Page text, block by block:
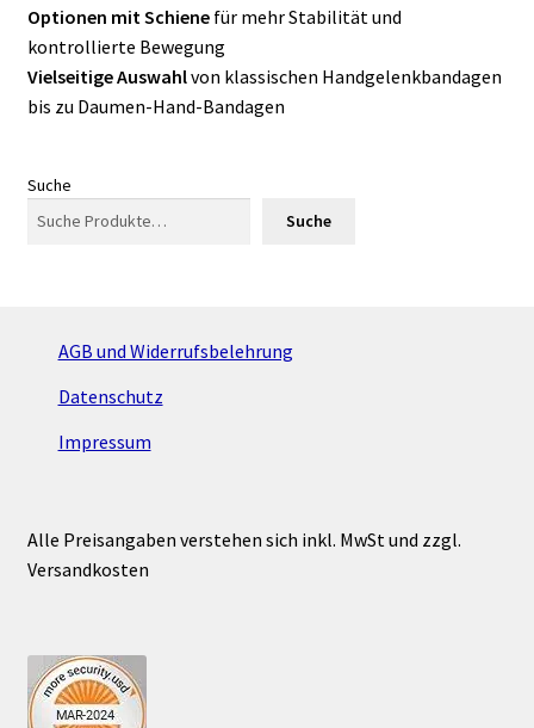
Optionen mit Schienefür mehr Stabilität und
kontrollierte Bewegung
Vielseitige Auswahlvon klassischen Handgelenkbandagen
bis zu Daumen-Hand-Bandagen
Suche
Suche
AGB und Widerrufsbelehrung
Datenschutz
Impressum
Alle Preisangaben verstehen sich inkl. MwSt und zzgl.
Versandkosten